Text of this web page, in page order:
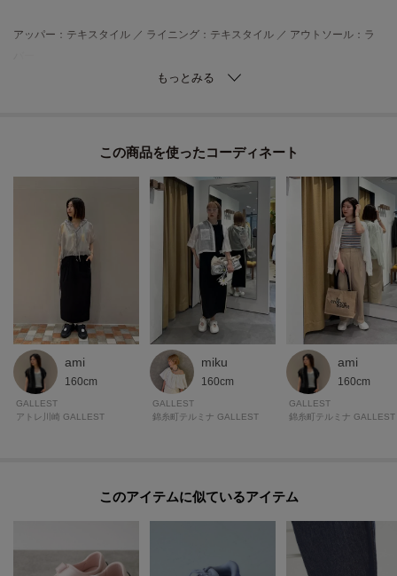
アッパー：テキスタイル ／ ライニング：テキスタイル ／ アウトソール：ラ
ワールドサイズコード35＝製品サイズ表記UK4＝23.5cm相当
ワールドサイズコード40＝製品サイズ表記UK5＝24.0cm相当
＊＊＊＊＊＊＊＊＊＊＊＊＊＊＊＊＊＊＊＊＊＊＊＊＊＊＊＊＊
気になるアイテムは【お気に入り登録】がおすすめ！
気になるアイテムのページにある「ハートマーク」をクリックして簡単に追
登録すると、再入荷通知やお値下げ情報をメルマガにてお知らせします。
マイページにてお気に入り一覧もチェックできます。
＊＊＊＊＊＊＊＊＊＊＊＊＊＊＊＊＊＊＊＊＊＊＊＊＊＊＊＊＊
が異なる場合もございます。
この商品を使った
ami
160cm
GALLEST
アトレ川崎 GALLEST
miku
160cm
GALLEST
錦糸町テルミナ GALLEST
ami
160cm
GALLEST
錦糸町テルミナ GALLEST
このアイテムに似ているアイテム